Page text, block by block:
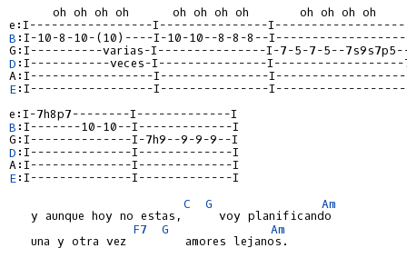
      oh oh oh oh      oh oh oh oh       oh oh oh oh
B :I-10-8-10-(10)----I-10-10--8-8-8--
D :I-----------veces-I---------------I------------------
E:I-----------------I---------------
B :I-------10-10--I-------------I
D :I--------------I-------------I
E:I--------------I-------------I
C
G
Am
   y aunque hoy no estas,     voy planificando
F7
G
Am
   una y otra vez        amores lejanos.